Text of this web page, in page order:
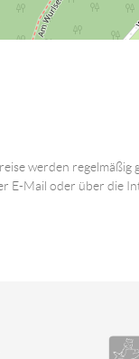
werden
E-Mail oder über die